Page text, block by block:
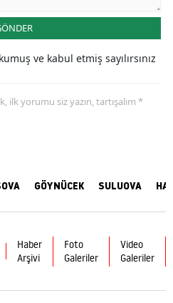
ve kabul etmiş sayılırsınız
ilk yorumu siz yazın, tartışalım *
GÖYNÜCEK SULUOVA
Haber
Arşivi
Foto
Galeriler
Video
Galeriler